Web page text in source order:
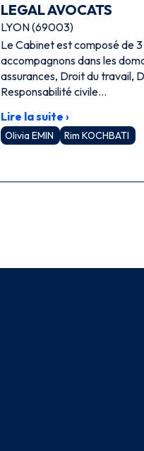
LEGAL AVOCATS
LYON (69003)
Le Cabinet est composé de
accompagnons dans les
assurances, Droit du travail,
Responsabilité civile…
Lire la suite ›
Olivia EMIN
Rim KOCHBATI